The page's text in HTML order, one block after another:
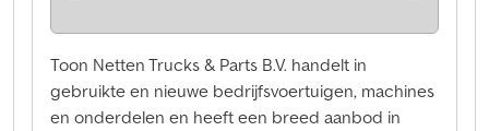
Toon Netten Trucks & Parts B.V. handelt in
gebruikte en nieuwe bedrijfsvoertuigen, machines
en onderdelen en heeft een breed aanbod in